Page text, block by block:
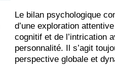
Le bilan psychologique
d’une exploration
cognitif et de l’intrication
personnalité. Il s’agit
perspective globale et